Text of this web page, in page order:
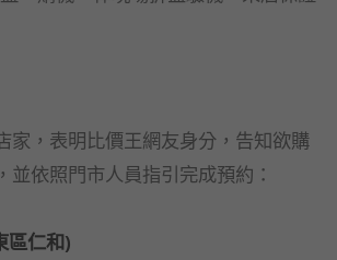
家，表明比價王網友身分，告知欲購
並依照門市人員指引完成預約：
區仁和)